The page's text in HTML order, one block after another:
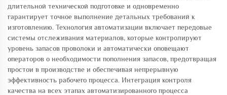
длительной технической подготовке и одновременно
гарантирует точное выполнение детальных требований к
изготовлению. Технология автоматизации включает передовые
системы отслеживания материалов, которые контролируют
уровень запасов проволоки и автоматически оповещают
операторов о необходимости пополнения запасов, предотвращая
простои в производстве и обеспечивая непрерывную
эффективность рабочего процесса. Интеграция контроля
качества на всех этапах автоматизированного процесса